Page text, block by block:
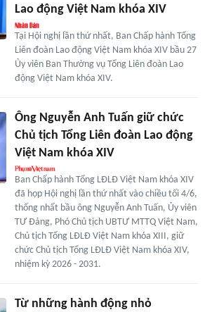
Lao động Việt Nam khóa XIV
Tại Hội nghị lần thứ nhất, Ban Chấp hành Tổng
Liên đoàn Lao động Việt Nam khóa XIV bầu 27
Ủy viên Ban Thường vụ Tổng Liên đoàn Lao
động Việt Nam khóa XIV.
Ông Nguyễn Anh Tuấn giữ chức
Chủ tịch Tổng Liên đoàn Lao động
Việt Nam khóa XIV
Ban Chấp hành Tổng LĐLĐ Việt Nam khóa XIV
đã họp Hội nghị lần thứ nhất vào chiều tối 4/6,
thống nhất bầu ông Nguyễn Anh Tuấn, Ủy viên
TƯ Đảng, Phó Chủ tịch UBTƯ MTTQ Việt Nam,
Chủ tịch Tổng LĐLĐ Việt Nam khóa XIII, giữ
chức Chủ tịch Tổng LĐLĐ Việt Nam khóa XIV,
nhiệm kỳ 2026 - 2031.
Từ những hành động nhỏ